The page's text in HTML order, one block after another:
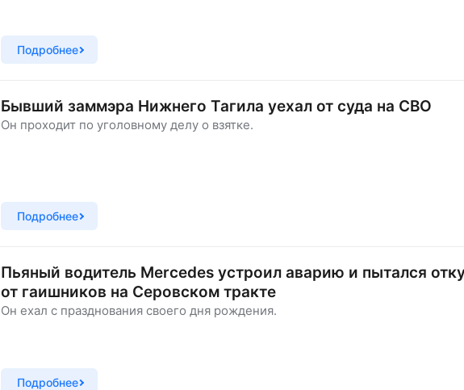
Подробнее
Бывший заммэра Нижнего Тагила уехал от суда на СВО
Он проходит по уголовному делу о взятке.
Подробнее
Пьяный водитель Mercedes устроил аварию и пытался
от гаишников на Серовском тракте
Он ехал с празднования своего дня рождения.
Подробнее